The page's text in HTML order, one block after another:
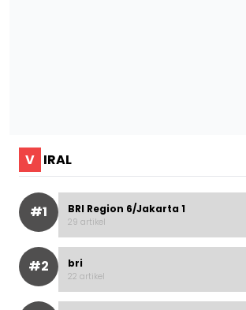
V IRAL
#1 BRI Region 6/Jakarta 1
29 artikel
#2 bri
22 artikel